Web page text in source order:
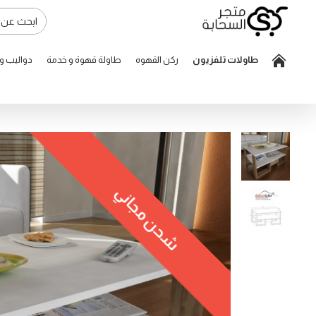
طاولات تلفزيون ركن القهوه طاولة قهوة و خدمة دواليب
شحن مجاني